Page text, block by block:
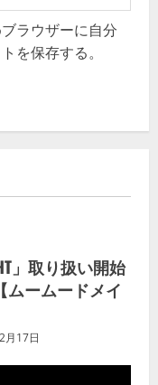
ラウザーに自分
を保存する。
」取り扱い開始
ムームードメイ
月17日